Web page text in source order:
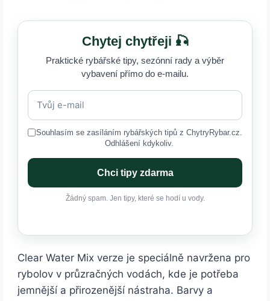
Chytej chytřeji 🎣
Praktické rybářské tipy, sezónní rady a výběr
vybavení přímo do e-mailu.
Souhlasím se zasíláním rybářských tipů z ChytryRybar.cz.
Odhlášení kdykoliv.
Chci tipy zdarma
Žádný spam. Jen tipy, které se hodí u vody.
Clear Water Mix verze je speciálně navržena pro
rybolov v průzračných vodách, kde je potřeba
jemnější a přirozenější nástraha. Barvy a